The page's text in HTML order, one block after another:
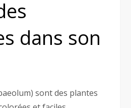
dans son
sont des plantes